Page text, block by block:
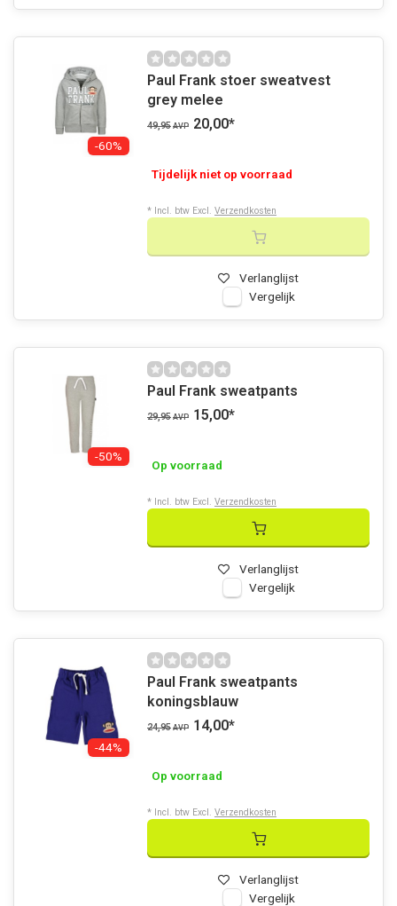
-60%
Paul Frank stoer sweatvest
grey melee
49,95 AVP 20,00*
Tijdelijk niet op voorraad
Verlanglijst
Vergelijk
* Incl. btw Excl. Verzendkosten
-50%
Paul Frank sweatpants
29,95 AVP 15,00*
Op voorraad
Verlanglijst
Vergelijk
* Incl. btw Excl. Verzendkosten
-44%
Paul Frank sweatpants
koningsblauw
24,95 AVP 14,00*
Op voorraad
Verlanglijst
Vergelijk
* Incl. btw Excl. Verzendkosten